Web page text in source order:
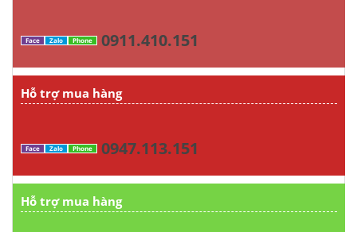
Face Zalo Phone 0911.410.151
Hỗ trợ mua hàng
Face Zalo Phone 0947.113.151
Hỗ trợ mua hàng